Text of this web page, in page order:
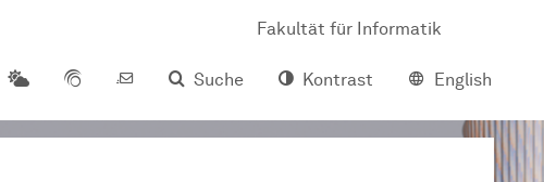
Fakultät für Informatik
Suche
Kontrast English